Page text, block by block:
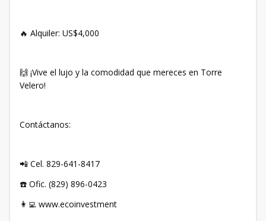
🔥 Alquiler: US$4,000
🙌 ¡Vive el lujo y la comodidad que mereces en Torre
Velero!
Contáctanos:
📲 Cel. 829-641-8417
☎️ Ofic. (829) 896-0423
👩‍💻 www.ecoinvestment